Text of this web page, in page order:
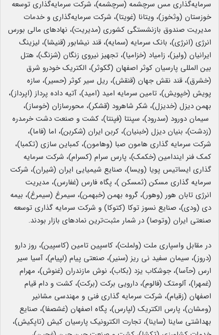
سرمایه‌گذاری مس سرچشمه (سرچشمه)، شرکت سرمایه‌گذاری توسعه
خوزستان (وثخوز)، ویتانا (غویتا)، شرکت سرمایه‌گذاری و خدمات
مدیریت صندوق بازنشستگی کشوری (مدیریت)، نهادهای مالی بورس
انرژی (انرژی)، بانک سرمایه (سمایه)، قند نیشابور (قنیشا)، لیزینگ
ایرانیان (ولیز)، زامیاد (خزامیا)، تجهیز نیروی زنگان (شزنگ)، هتل
بین المللی پارسیان کوثر اصفهان (گکوثر)، الکتریک خودرو شرق
(خشرق)، قند نقش جهان (قنقش)، ریل سیر کوثر (حسیر)، سازه
پویش (خپویش)، تامین سرمایه امید (امید)، آتیه داده پرداز (اپرداز)،
بهمن دیزل (خدیزل)، شکر شاهرود (قشکر)، محورسازان (خوساز)،
سیمان دورود (سدرود)، سپنتا (فپنتا)، کشت و صنعت دشت خرمدره
(زدشت)،‌ بنیان دیزل (خبنیان)، کربن ایران (شکربن)، اما (فاما)،
شرکت سرمایه گذاری هامون صبا (وهامون)، کمباین سازی (تکمبا)،
کمک فنر ایندامین (خکمک)، پارس سرام (کسرام)، شرکت سرمایه
گذاری ایساتیس پویا (ویسا)، صنایع شیمیایی ایران (شیران)، شرکت
سرمایه گذاری مسکن (ثمسکن )، پگاه فارس (غفارس)، مدیریت
انرژی تابان هور (وهور)، گروه بهمن (خبهمن)، سیمرغ (سیمرغ)، بیمه
دی (ودی)، صنایع نسوز توکا (کتوکا) و شرکت سرمایه گذاری توسعه
صنعتی ایران (وتوصا) در شمار مثبت‌ترین نمادهای بازار بودند.
در مقابل واسپاری ملت (ولملت)، کاسپین تامین (کاسپین)، روز دارو
(دروز)، سیمان سفید نی ریز (سنیر)، صنعتی پیام (لپیام)، آسیا سیر
ارس (حآسا)، جوشکاب یزد (بکاب)، نوش مازندران (غنوش)، مهرام
(غمهرا)، آلومتک (فالوم)، دارویی برکت (برکت)، کشت و دام قیام
اصفهان (زقیام)، شرکت سرمایه گذاری فنی و مهندسی مشانیر
(ومشان)، پارس الکتریک (لپارس)، پگاه اصفهان (غشصفا)، صنایع
بهداشتی ساینا (ساینا)، تجارت الکترونیک پارسیان کیش (تاپکیش)،